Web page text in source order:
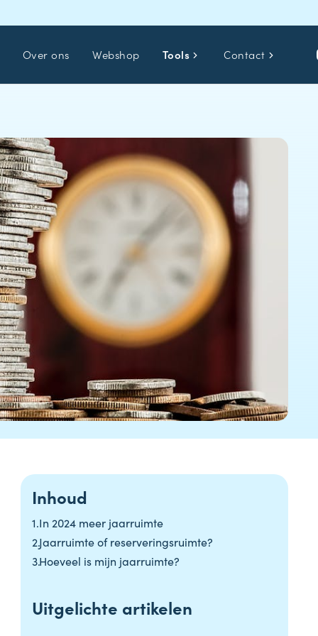
Over ons Webshop Tools Contact
Inhoud
In 2024 meer jaarruimte
Jaarruimte of reserveringsruimte?
Hoeveel is mijn jaarruimte?
Uitgelichte artikelen